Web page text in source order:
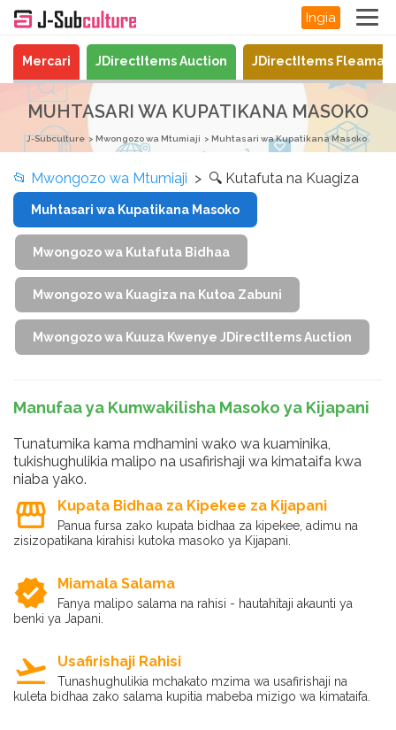
Ingia
Mercari JDirectItems Auction JDirectItems
MUHTASARI WA KUPATIKANA MASOKO
J-Subculture Mwongozo wa Mtumiaji Muhtasari wa Kupatikana Masoko
📂 Mwongozo wa Mtumiaji > 🔍 Kutafuta na Kuagiza
Muhtasari wa Kupatikana Masoko
Mwongozo wa Kutafuta Bidhaa
Mwongozo wa Kuagiza na Kutoa Zabuni
Mwongozo wa Kuuza Kwenye JDirectItems Auction
Manufaa ya Kumwakilisha Masoko ya Kijapani
Tunatumika kama mdhamini wako wa kuaminika,
tukishughulikia malipo na usafirishaji wa kimataifa kwa
niaba yako.
storefront Kupata Bidhaa za Kipekee za Kijapani
Panua fursa zako kupata bidhaa za kipekee, adimu na
zisizopatikana kirahisi kutoka masoko ya Kijapani.
verified Miamala Salama
Fanya malipo salama na rahisi - hautahitaji akaunti ya
benki ya Japani.
flight_takeoff Usafirishaji Rahisi
Tunashughulikia mchakato mzima wa usafirishaji na
kuleta bidhaa zako salama kupitia mabeba mizigo wa kimataifa.